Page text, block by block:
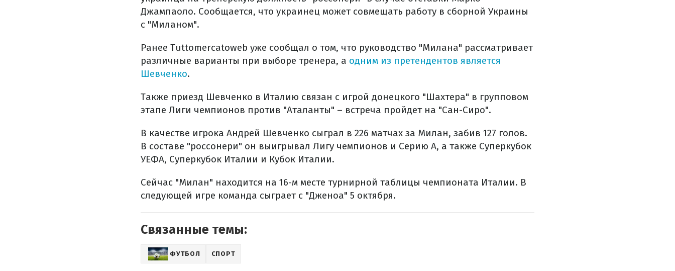
Джампаоло. Сообщается, что украинец может совмещать работу в сборной Украины
с "Миланом".
Ранее Tuttomercatoweb уже сообщал о том, что руководство "Милана" рассматривает
различные варианты при выборе тренера, а одним из претендентов является
Шевченко.
Также приезд Шевченко в Италию связан с игрой донецкого "Шахтера" в групповом
этапе Лиги чемпионов против "Аталанты" – встреча пройдет на "Сан-Сиро".
В качестве игрока Андрей Шевченко сыграл в 226 матчах за Милан, забив 127 голов.
В составе "россонери" он выигрывал Лигу чемпионов и Серию А, а также Суперкубок
УЕФА, Суперкубок Италии и Кубок Италии.
Сейчас "Милан" находится на 16-м месте турнирной таблицы чемпионата Италии. В
следующей игре команда сыграет с "Дженоа" 5 октября.
Связанные темы:
ФУТБОЛ СПОРТ